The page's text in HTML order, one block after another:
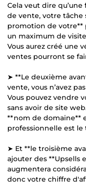
Cela veut dire
de vente, votre tâche
promotion de votre**
un maximum de
Vous aurez créé une
ventes pourront se
➤ **Le deuxième
vente, vous n’avez
Vous pouvez vendre
sans avoir de site
**nom de domaine**
professionnelle est le
➤ Et **le troisième
ajouter des **Upsells
augmentera
donc votre chiffre